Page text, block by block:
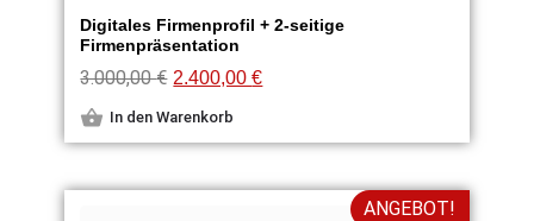
Digitales Firmenprofil + 2-seitige
Firmenpräsentation
3.000,00€ 2.400,00€
In den Warenkorb
ANGEBOT!